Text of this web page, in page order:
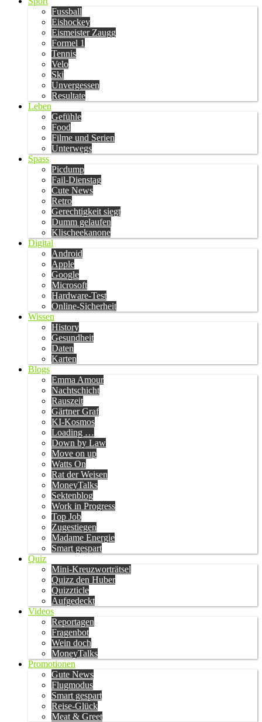
Fussball
Eishockey
Eismeister Zaugg
Formel 1
Tennis
Velo
Ski
Unvergessen
Resultate
Leben
Gefühle
Food
Filme und Serien
Unterwegs
Spass
Picdump
Fail-Dienstag
Cute News
Retro
Gerechtigkeit siegt
Dumm gelaufen
Klischeekanone
Digital
Android
Apple
Google
Microsoft
Hardware-Test
Online-Sicherheit
Wissen
History
Gesundheit
Daten
Karten
Blogs
Emma Amour
Nachtschicht
Rauszeit
Gärtner Graf
KI-Kosmos
Loading …
Down by Law
Move on up
Watts On
Rat der Weisen
MoneyTalks
Sektenblog
Work in Progress
Top Job
Zugestiegen
Madame Energie
Smart gespart
Quiz
Mini-Kreuzworträtsel
Quizz den Huber
Quizzticle
Aufgedeckt
Videos
Reportagen
Fragenbot
Wein doch
MoneyTalks
Promotionen
Gute News
Flugmodus
Smart gespart
Reise-Glück
Meat & Greet